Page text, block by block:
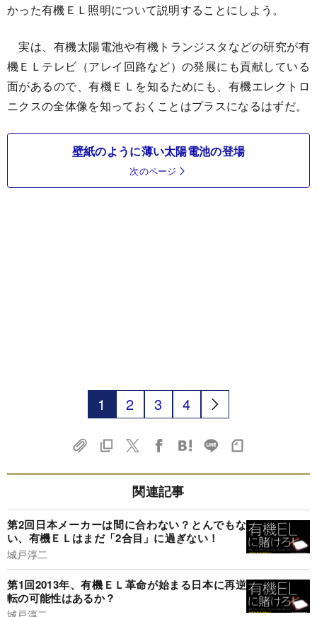
かった有機ＥＬ照明について説明することにしよう。
実は、有機太陽電池や有機トランジスタなどの研究が有
機ＥＬテレビ（アレイ回路など）の発展にも貢献している
面があるので、有機ＥＬを知るためにも、有機エレクトロ
ニクスの全体像を知っておくことはプラスになるはずだ。
壁紙のように薄い太陽電池の登場
次のページ
1 2 3 4
関連記事
第2回日本メーカーは間に合わない？とんでもな
い、有機ＥＬはまだ「2合目」に過ぎない！
城戸淳二
第1回2013年、有機ＥＬ革命が始まる日本に再逆
転の可能性はあるか？
城戸淳二